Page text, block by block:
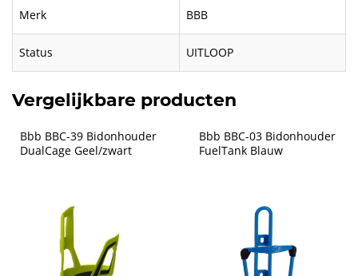
Merk BBB
Status UITLOOP
Vergelijkbare producten
Bbb BBC-39 Bidonhouder
DualCage Geel/zwart
Bbb BBC-03 Bidonhouder
FuelTank Blauw